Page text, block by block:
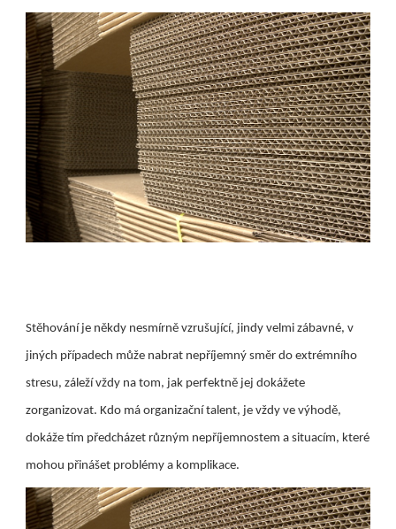
Stěhování je někdy nesmírně vzrušující, jindy velmi zábavné, v
jiných případech může nabrat nepříjemný směr do extrémního
stresu, záleží vždy na tom, jak perfektně jej dokážete
zorganizovat. Kdo má organizační talent, je vždy ve výhodě,
dokáže tím předcházet různým nepříjemnostem a situacím, které
mohou přinášet problémy a komplikace.